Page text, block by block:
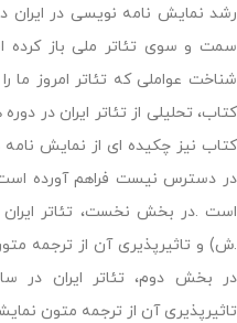
رشد نمایش نامه نویسی در
سمت و سوی تئاتر ملی باز
شناخت عواملی که تئاتر امروز
کتاب، تحلیلی از تئاتر ایران در
کتاب نیز چکیده ای از نمایش
در دسترس نیست فراهم آورده
.ش) و تاثیرپذیری آن از ترجمه
تاثیرپذیری آن از ترجمه متون